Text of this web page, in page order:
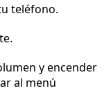
teléfono.
y encender
al menú